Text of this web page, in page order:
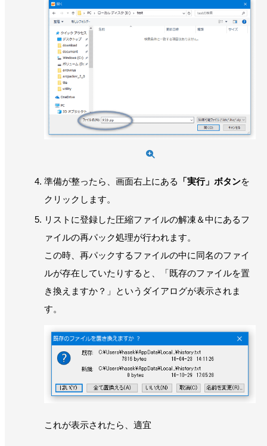
準備が整ったら、画面右上にある 「実行」ボタンを
クリックします。
リストに登録した圧縮ファイルの解凍＆中にあるフ
ァイルの再パック処理が行われます。
この時、再パックするファイルの中に同名のファイ
ルが存在していたりすると、「既存のファイルを置
き換えますか？」というダイアログが表示されま
す。
これが表示されたら、適宜